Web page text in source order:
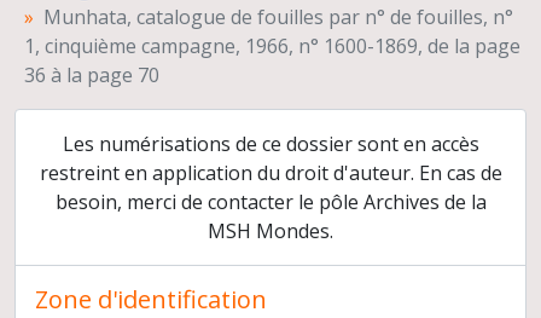
Rapports de fouilles
Organisation et gestion de la mission
Dossiers d'étude
Préparation de publications
Presse
Co-direction des fouilles de Ben Shemen
Reprise des fouilles de Munhata, sous la direction de Catherine Commenge
Délégation archéologique française en Iran
Direction de la revue Paléorient
Congrès et conférences
Munhata, catalogue de fouilles par n° de fouilles, n°
1, cinquième campagne, 1966, n° 1600-1869, de la page
36 à la page 70
Les numérisations de ce dossier sont en accès
restreint en application du droit d'auteur. En cas de
besoin, merci de contacter le pôle Archives de la
MSH Mondes.
Zone d'identification